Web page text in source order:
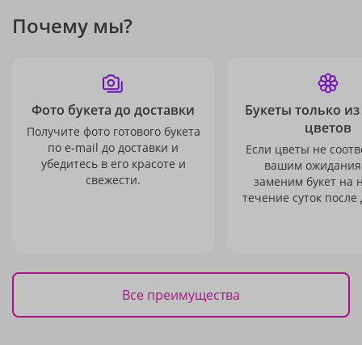
Почему мы?
Фото букета до доставки
Получите фото готового букета
по e-mail до доставки и
убедитесь в его красоте и
свежести.
Букеты только
цветов
Если цветы не
вашим
заменим букет на
течение суток после
Все преимущества